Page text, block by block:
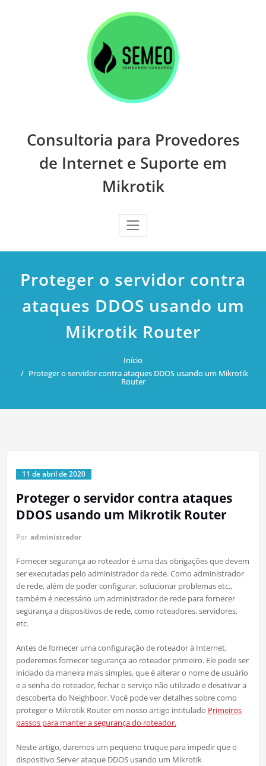
Consultoria para Provedores
de Internet e Suporte em
Mikrotik
Proteger o servidor contra
ataques DDOS usando um
Mikrotik Router
Início
Proteger o servidor contra ataques DDOS usando um Mikrotik
Router
11 de abril de 2020
Proteger o servidor contra ataques
DDOS usando um Mikrotik Router
Por administrador
Fornecer segurança ao roteador é uma das obrigações que devem
ser executadas pelo administrador da rede. Como administrador
de rede, além de poder configurar, solucionar problemas etc.,
também é necessário um administrador de rede para fornecer
segurança a dispositivos de rede, como roteadores, servidores,
etc.
Antes de fornecer uma configuração de roteador à Internet,
poderemos fornecer segurança ao roteador primeiro. Ele pode ser
iniciado da maneira mais simples, que é alterar o nome de usuário
e a senha do roteador, fechar o serviço não utilizado e desativar a
descoberta do Neighboor. Você pode ver detalhes sobre como
proteger o Mikrotik Router em nosso artigo intitulado Primeiros
passos para manter a segurança do roteador.
Neste artigo, daremos um pequeno truque para impedir que o
dispositivo Server ataque DDOS usando um Mikrotik